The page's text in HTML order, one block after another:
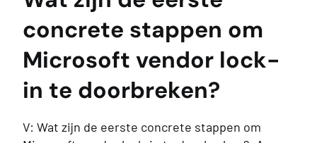
concrete stappen om
Microsoft vendor lock-
in te doorbreken?
V: Wat zijn de eerste concrete stappen om